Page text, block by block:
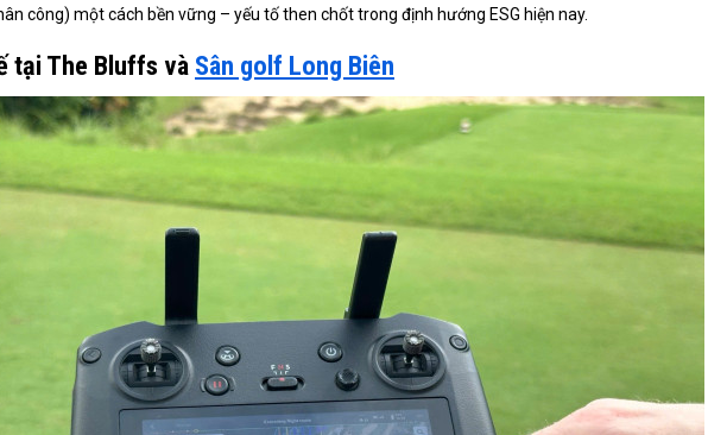
công) một cách bền vững – yếu tố then chốt trong định hướng ESG hiện nay.
tại The Bluffs và Sân golf Long Biên